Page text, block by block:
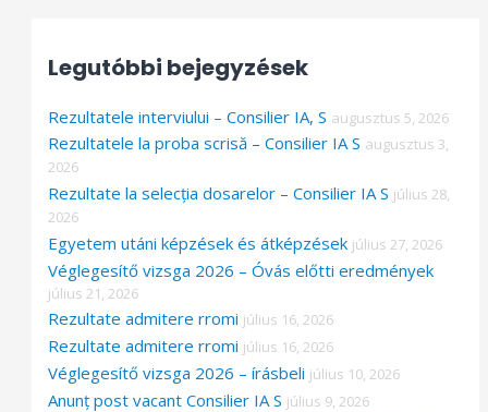
c
f
o
r
:
Legutóbbi bejegyzések
Rezultatele interviului – Consilier IA, S augusztus 5, 2026
Rezultatele la proba scrisă – Consilier IA S augusztus 3,
2026
Rezultate la selecția dosarelor – Consilier IA S július 28,
2026
Egyetem utáni képzések és átképzések július 27, 2026
Véglegesítő vizsga 2026 – Óvás előtti eredmények
július 21, 2026
Rezultate admitere rromi július 16, 2026
Rezultate admitere rromi július 16, 2026
Véglegesítő vizsga 2026 – írásbeli július 10, 2026
Anunț post vacant Consilier IA S július 9, 2026